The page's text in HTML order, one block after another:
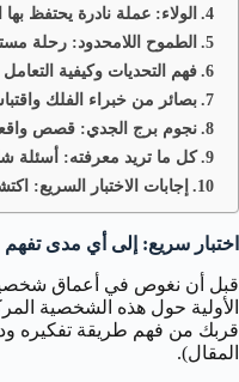
الولاء: عملة نادرة يحتفظ
الطموح اللامحدود: رحلة
فهم التحديات وكيفية
بصائر من خبراء الفلك
نجوم برج الجدي: قصص
كل ما تريد معرفته: أسئلة
إجابات الاختبار السريع:
اختبار سريع: إلى أي مدى
قبل أن نغوص في أعماق
الأولية حول هذه الشخصية
قربك من فهم طريقة تفكيره
المقال).